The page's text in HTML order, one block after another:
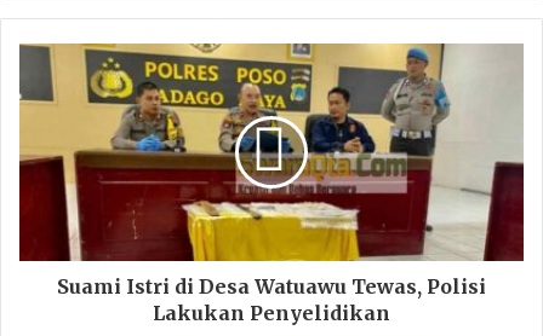
Suami Istri di Desa Watuawu Tewas, Polisi
Lakukan Penyelidikan